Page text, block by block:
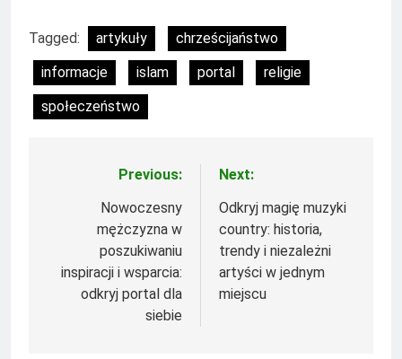
Tagged: artykuły
chrześcijaństwo
informacje
islam portal
religie
społeczeństwo
Nawigacja
wpisu
Previous:
Nowoczesny
mężczyzna w
poszukiwaniu
inspiracji i wsparcia:
odkryj portal dla
siebie
Next:
Odkryj magię muzyki
country: historia,
trendy i niezależni
artyści w jednym
miejscu